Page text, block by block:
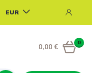
EUR
0
0,00 €